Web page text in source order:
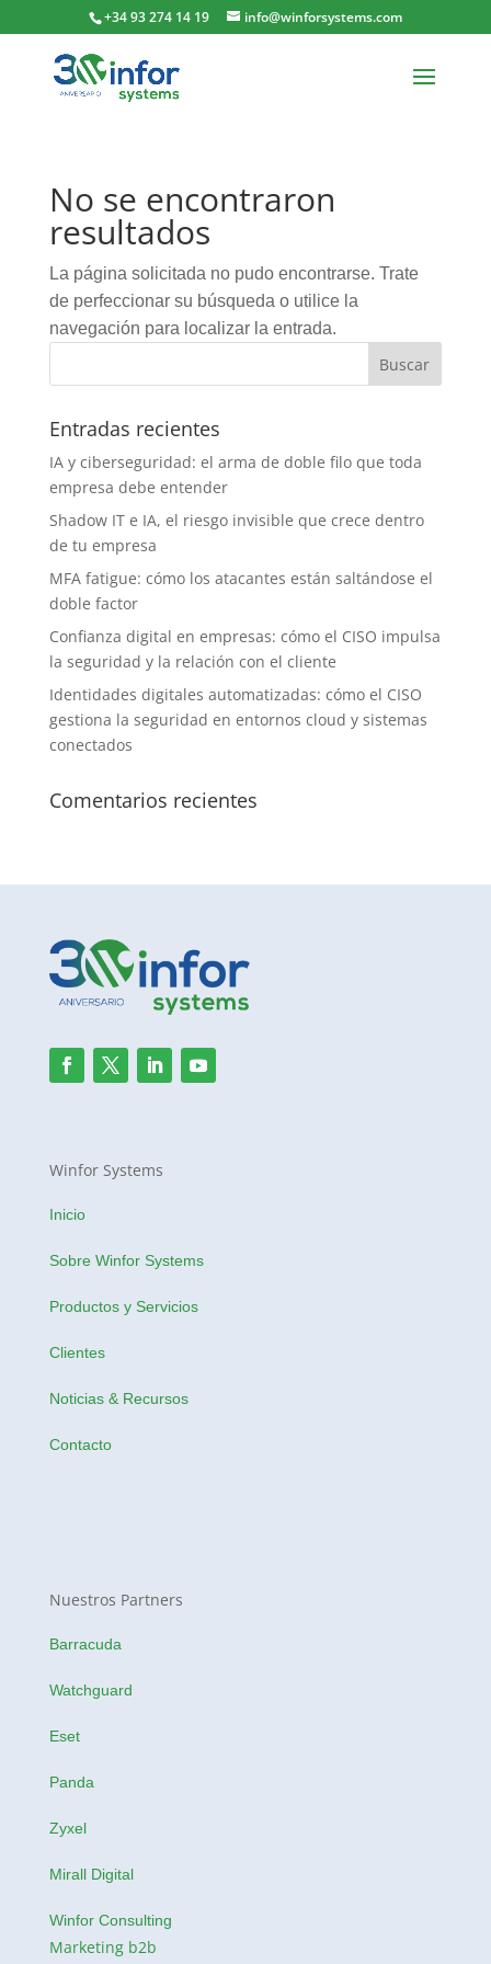
+34 93 274 14 19 info@winforsystems.com
No se encontraron
resultados
La página solicitada no pudo encontrarse. Trate
de perfeccionar su búsqueda o utilice la
navegación para localizar la entrada.
Entradas recientes
IA y ciberseguridad: el arma de doble filo que toda
empresa debe entender
Shadow IT e IA, el riesgo invisible que crece dentro
de tu empresa
MFA fatigue: cómo los atacantes están saltándose el
doble factor
Confianza digital en empresas: cómo el CISO impulsa
la seguridad y la relación con el cliente
Identidades digitales automatizadas: cómo el CISO
gestiona la seguridad en entornos cloud y sistemas
conectados
Comentarios recientes
Winfor Systems
Inicio
Sobre Winfor Systems
Productos y Servicios
Clientes
Noticias & Recursos
Contacto
Nuestros Partners
Barracuda
Watchguard
Eset
Panda
Zyxel
Mirall Digital
Winfor Consulting
Marketing b2b